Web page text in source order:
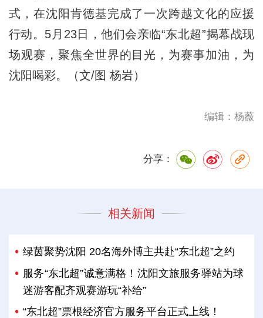
式，在沈阳肯德基完成了一次跨越文化的应援
行动。5月23日，他们会亲临“东北超”揭幕战现
场观赛，聚焦全世界的目光，为赛事加油，为
沈阳喝彩。（文/图 杨岩）
编辑：杨薇
分享：
相关新闻
绿茵聚势沈阳 20名海外博主共赴“东北超”之约
服务“东北超”诚意满格！沈阳文旅服务驿站为球
迷游客配齐观赛游玩“补给”
“东北超”票根经济官方服务平台正式上线！